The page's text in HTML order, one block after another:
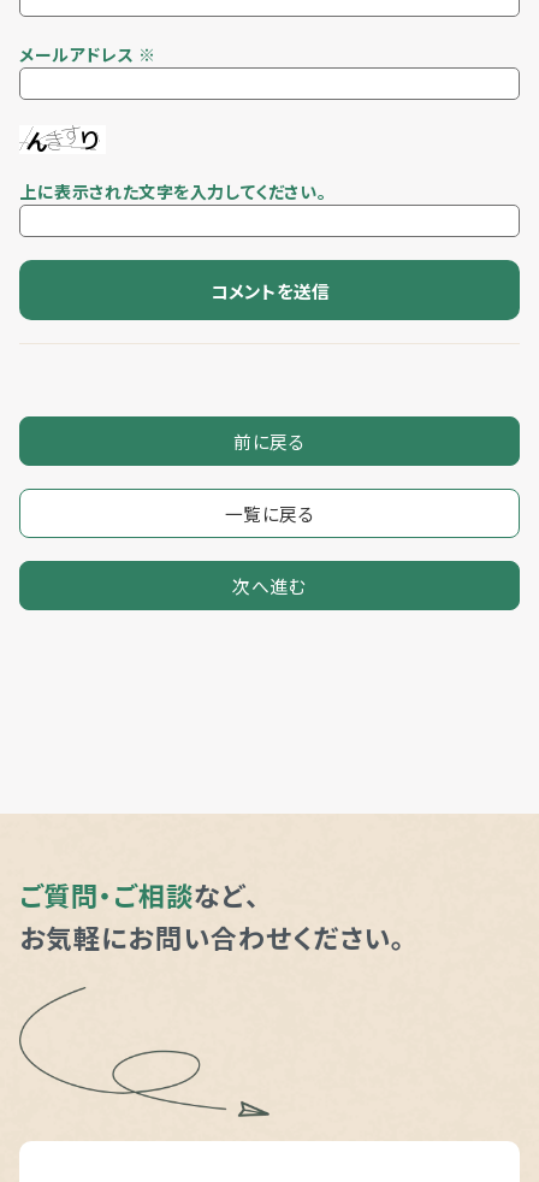
メールアドレス ※
上に表示された文字を入力してください。
前に戻る
一覧に戻る
次へ進む
ご質問・ご相談など、
お気軽にお問い合わせください。